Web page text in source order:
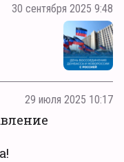
30 сентября 2025 9:48
29 июля 2025 10:17